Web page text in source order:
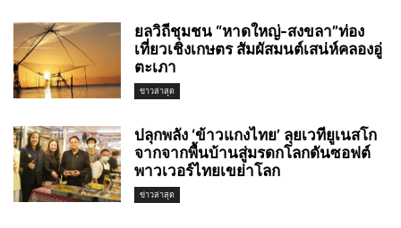
ยลวิถีชุมชน “หาดใหญ่-สงขลา”ท่อง
เที่ยวเชิงเกษตร สัมผัสมนต์เสน่ห์คลองอู่
ตะเภา
ข่าวล่าสุด
ปลุกพลัง ‘ข้าวแกงไทย’ ลุยเวทียูเนสโก
จากจากพื้นบ้านสู่มรดกโลกดันซอฟต์
พาวเวอร์ไทยเขย่าโลก
ข่าวล่าสุด